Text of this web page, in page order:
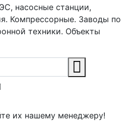
насосные станции,
Компрессорные. Заводы по
техники. Объекты
их нашему менеджеру!